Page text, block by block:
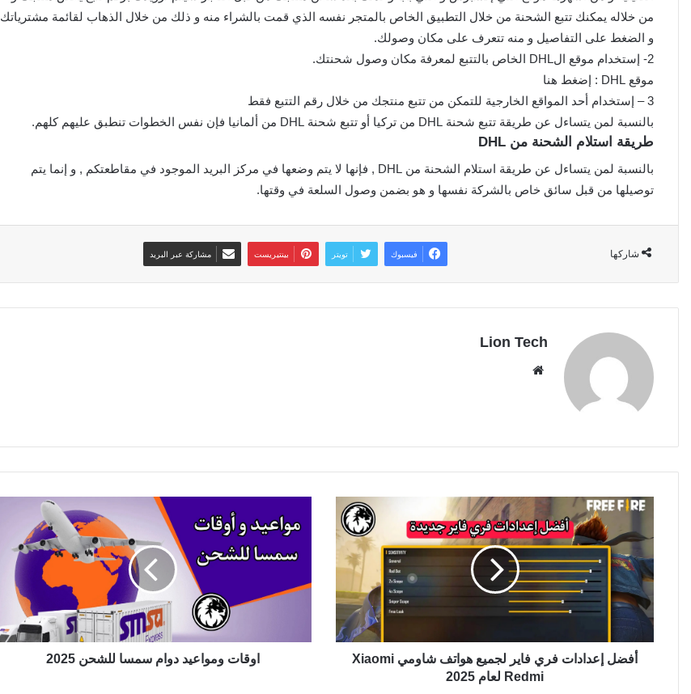
من خلاله يمكنك تتبع الشحنة من خلال التطبيق الخاص بالمتجر نفسه الذي قمت بالشراء منه و ذلك من خلال الذهاب لقائمة مشترياتك
و الضغط على التفاصيل و منه تتعرف على مكان وصولك.
2- إستخدام موقع الDHL الخاص بالتتبع لمعرفة مكان وصول شحنتك.
موقع DHL : إضغط هنا
3 – إستخدام أحد المواقع الخارجية للتمكن من تتبع منتجك من خلال رقم التتبع فقط
بالنسبة لمن يتساءل عن طريقة تتبع شحنة DHL من تركيا أو تتبع شحنة DHL من ألمانيا فإن نفس الخطوات تنطبق عليهم كلهم.
طريقة استلام الشحنة من DHL
بالنسبة لمن يتساءل عن طريقة استلام الشحنة من DHL , فإنها لا يتم وضعها في مركز البريد الموجود في مقاطعتكم , و إنما يتم
توصيلها من قبل سائق خاص بالشركة نفسها و هو بضمن وصول السلعة في وقتها.
شاركها فيسبوك تويتر بينتيريست مشاركة عبر البريد
Lion Tech
أفضل إعدادات فري فاير لجميع هواتف شاومي Xiaomi
Redmi لعام 2025
اوقات ومواعيد دوام سمسا للشحن 2025